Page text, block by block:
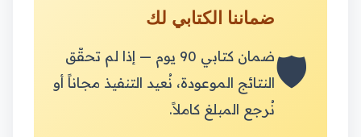
🛡️
ضماننا الكتابي لك
ضمان كتابي 90 يوم — إذا لم تحقّق
النتائج الموعودة، نُعيد التنفيذ مجاناً أو
نُرجع المبلغ كاملاً.